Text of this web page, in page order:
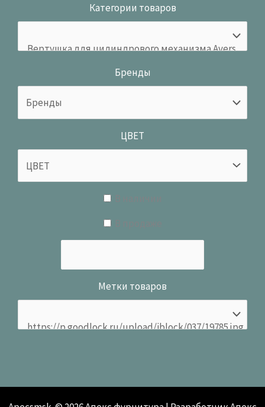
Категории товаров
Бренды
ЦВЕТ
Метки товаров